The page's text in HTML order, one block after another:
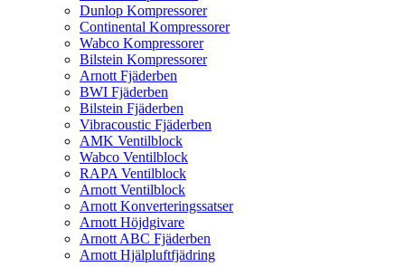
Dunlop Kompressorer
Continental Kompressorer
Wabco Kompressorer
Bilstein Kompressorer
Arnott Fjäderben
BWI Fjäderben
Bilstein Fjäderben
Vibracoustic Fjäderben
AMK Ventilblock
Wabco Ventilblock
RAPA Ventilblock
Arnott Ventilblock
Arnott Konverteringssatser
Arnott Höjdgivare
Arnott ABC Fjäderben
Arnott Hjälpluftfjädring